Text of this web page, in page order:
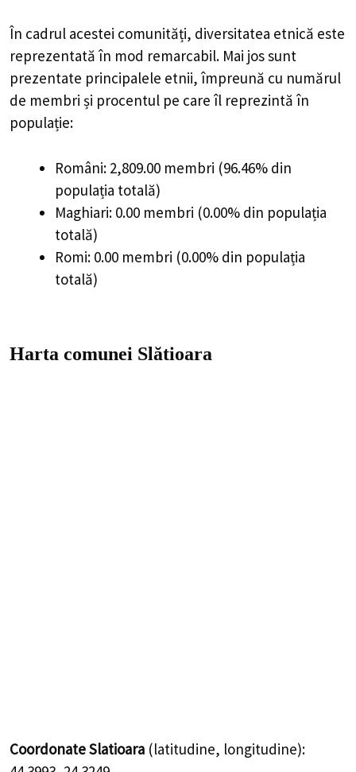
În cadrul acestei comunități, diversitatea etnică este
reprezentată în mod remarcabil. Mai jos sunt
prezentate principalele etnii, împreună cu numărul
de membri și procentul pe care îl reprezintă în
populație:
Români: 2,809.00 membri (96.46% din
populația totală)
Maghiari: 0.00 membri (0.00% din populația
totală)
Romi: 0.00 membri (0.00% din populația
totală)
Harta comunei Slătioara
Coordonate Slatioara (latitudine, longitudine):